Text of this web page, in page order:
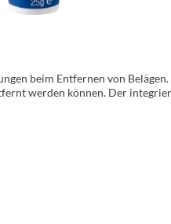
beim Entfernen von
werden können. Der